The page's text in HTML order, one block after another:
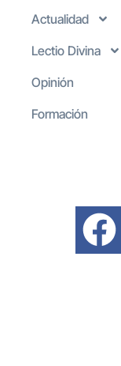
Actualidad
Lectio Divina
Opinión
Formación